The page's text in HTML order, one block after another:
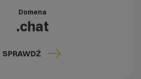
Domena
.chat
SPRAWDŹ